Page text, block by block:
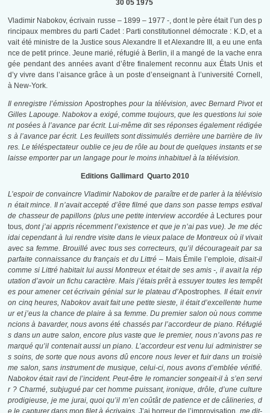
30 05 1975
Vladimir Nabokov, écrivain russe – 1899 – 1977 -, dont le père était l’un des p
rincipaux membres du parti Cadet : Parti constitutionnel démocrate : K.D, et a
vait été ministre de la Justice sous Alexandre II et Alexandre III, a eu une enfa
nce de petit prince. Jeune marié, réfugié à Berlin, il a mangé de la vache enra
gée pendant des années avant d’être finalement reconnu aux États Unis et
d’y vivre dans l’aisance grâce à un poste d’enseignant à l’université Cornell,
à New-York.
Il enregistre l’émissionApostrophes pour la télévision, avec Bernard Pivot et
Gilles Lapouge. Nabokov a exigé, comme toujours, que les questions lui soie
nt posées à l’avance par écrit. Lui-même dit ses réponses également rédigée
s à l’avance par écrit. Les feuillets sont dissimulés derrière une barrière de liv
res. Le téléspectateur oublie ce jeu de rôle au bout de quelques instants et se
laisse emporter par un langage pour le moins inhabituel à la télévision.
Editions Gallimard Quarto 2010
L’espoir de convaincre Vladimir Nabokov de paraître et de parler à la télévisio
n était mince. Il n’avait accepté d’être filmé que dans son passe temps estival
de chasseur de papillons (plus une petite interview accordée à Lectures pour
tous, dont j’ai appris récemment l’existence et que je n’ai pas vue). Je me déc
idai cependant à lui rendre visite dans le vieux palace de Montreux où il vivait
avec sa femme. Brouillé avec tous ses correcteurs, qu’il décourageait par sa
parfaite connaissance du français et du Littré – Mais Émile l’emploie, disait-il
comme si Littré habitait lui aussi Montreux et était de ses amis -, il avait la rép
utation d’avoir un fichu caractère. Mais j’étais prêt à essuyer toutes les tempêt
es pour amener cet écrivain génial sur le plateau d’Apostrophes. Il était envir
on cinq heures, Nabokov avait fait une petite sieste, il était d’excellente hume
ur et j’eus la chance de plaire à sa femme. Du premier salon où nous comme
ncions à bavarder, nous avons été chassés par l’accordeur de piano. Réfugié
s dans un autre salon, encore plus vaste que le premier, nous n’avons pas re
marqué qu’il contenait aussi un piano. L’accordeur est venu lui administrer se
s soins, de sorte que nous avons dû encore nous lever et fuir dans un troisiè
me salon, sans instrument de musique, celui-ci, nous avons d’emblée vérifié.
Nabokov était ravi de l’incident. Peut-être le romancier songeait-il à s’en servi
r ? Charmé, subjugué par cet homme puissant, ironique, drôle, d’une culture
prodigieuse, je me jurai, quoi qu’il m’en coûtât de patience et de câlineries, d
e le capturer dans mon filet à écrivains. J’ai horreur de l’improvisation, me dit-